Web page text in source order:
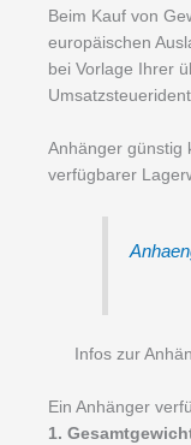
Beim Kauf von
europäischen
bei Vorlage Ihrer
Anhänger günstig
verfügbarer
Infos zur
Ein Anhänger
1.